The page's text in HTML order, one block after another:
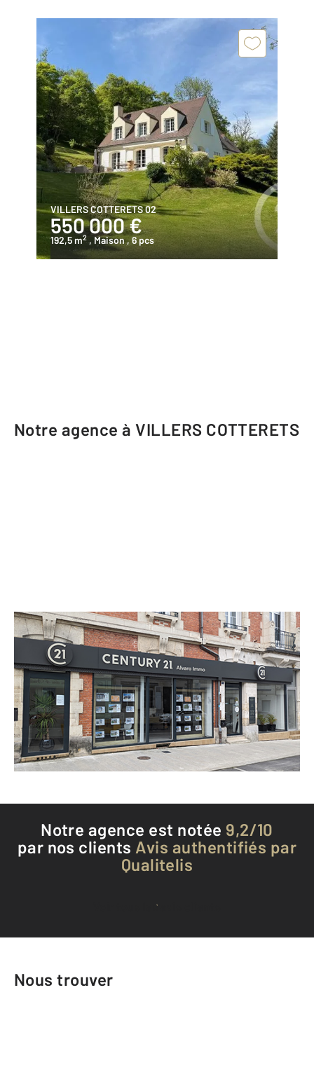
VILLERS COTTERETS 02
550 000 €
192,5 m2 , Maison, 6 pcs
Notre agence à VILLERS COTTERETS
CENTURY 21 Alvaro Immo
3 rue du Général Leclerc
VILLERS COTTERETS - 02600
Envoyer un message
Téléphoner à l'agence
Notre agence est notée 9,2/10
par nos clients Avis authentifiés par
Qualitelis
Voir tous les avis clients
Nous trouver